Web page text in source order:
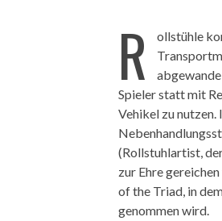
R
ollstühle
Spieler statt mit
Vehikel zu
(Rollstuhlartist,
zur Ehre
of the Triad, in
genommen wird.